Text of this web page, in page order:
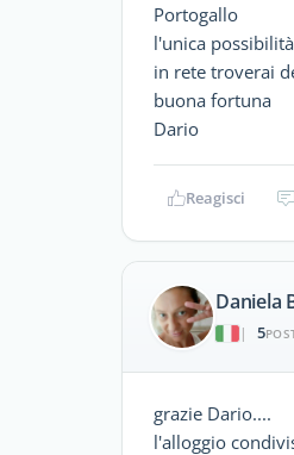
Portogallo
l'unica
in rete troverai
buona fortuna
Dario
Reagisci
Daniela
|
5
grazie Dario....
l'alloggio